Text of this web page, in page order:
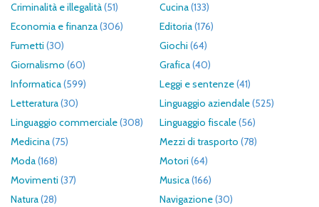
Criminalità e illegalità(51) Cucina(133)
Economia e finanza(306) Editoria(176)
Fumetti (30) Giochi (64)
Giornalismo (60) Grafica(40)
Informatica(599) Leggi e sentenze(41)
Letteratura(30) Linguaggio aziendale(525)
Linguaggio commerciale(308) Linguaggio fiscale(56)
Medicina(75) Mezzi di trasporto (78)
Moda(168) Motori (64)
Movimenti (37) Musica(166)
Natura(28) Navigazione(30)